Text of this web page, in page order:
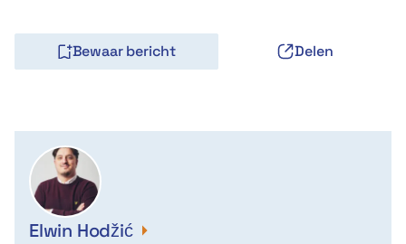
Bewaar bericht Delen
Elwin Hodžić